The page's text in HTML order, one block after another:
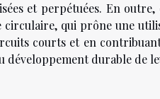
et perpétuées. En
qui prône une
courts et en
développement durable de